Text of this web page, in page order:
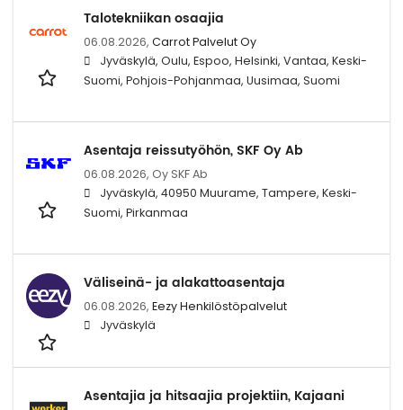
Talotekniikan osaajia
06.08.2026, Carrot Palvelut Oy
Jyväskylä, Oulu, Espoo, Helsinki, Vantaa, Keski-
Suomi, Pohjois-Pohjanmaa, Uusimaa, Suomi
Asentaja reissutyöhön, SKF Oy Ab
06.08.2026, Oy SKF Ab
Jyväskylä, 40950 Muurame, Tampere, Keski-
Suomi, Pirkanmaa
Väliseinä- ja alakattoasentaja
06.08.2026, Eezy Henkilöstöpalvelut
Jyväskylä
Asentajia ja hitsaajia projektiin, Kajaani